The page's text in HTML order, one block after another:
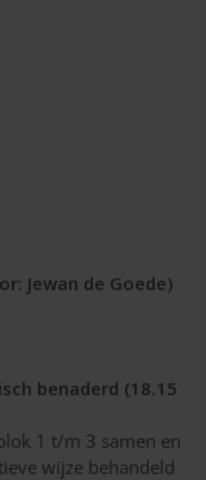
Jewan de Goede)
benaderd (18.15
1 t/m 3 samen en
wijze behandeld